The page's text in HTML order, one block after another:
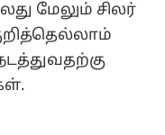
மேலும் சிலர்